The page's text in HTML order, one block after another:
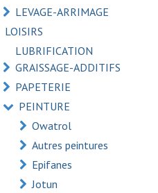
LEVAGE-ARRIMAGE
LOISIRS
LUBRIFICATION
GRAISSAGE-ADDITIFS
PAPETERIE
PEINTURE
Owatrol
Autres peintures
Epifanes
Jotun